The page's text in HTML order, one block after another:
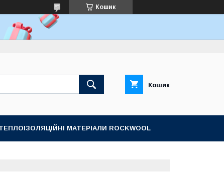
Кошик
Кошик
МАТЕРІАЛИ ROCKWOOL